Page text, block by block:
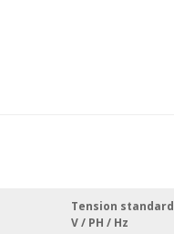
Tension standard
V / PH / Hz